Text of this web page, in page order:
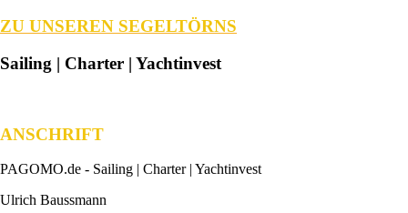
ZU UNSEREN SEGELTÖRNS
Sailing | Charter | Yachtinvest
ANSCHRIFT
PAGOMO.de - Sailing | Charter | Yachtinvest
Ulrich Baussmann